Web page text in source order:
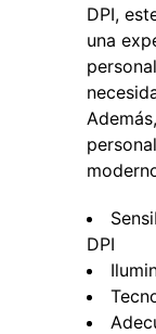
DPI,
una
DPI